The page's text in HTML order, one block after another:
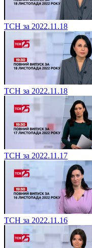
ТСН за 2022.11.18
ТСН за 2022.11.18
ТСН за 2022.11.17
ТСН за 2022.11.16